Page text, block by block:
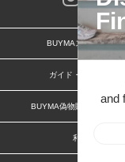
BUYMAスタートガイ
ガイド・お問い合わせ
BUYMA偽物販売防止の取
利用規約